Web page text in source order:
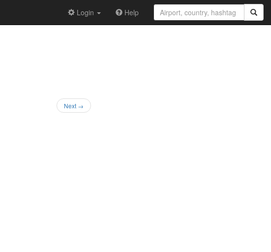
Login Help
Next →